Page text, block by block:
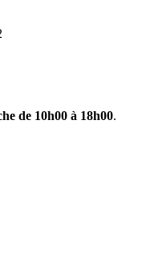
de 10h00 à 18h00.